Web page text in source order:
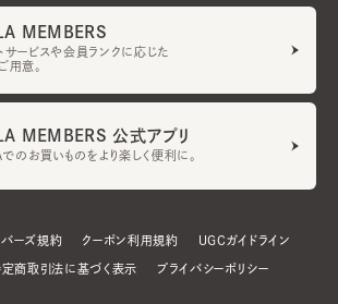
MEMBERS
サービスや会員ランクに応じた
用意。
MEMBERS 公式アプリ
のお買いものをより楽しく便利に。
バーズ規約 クーポン利用規約 UGCガイドライン
商取引法に基づく表示 プライバシーポリシー